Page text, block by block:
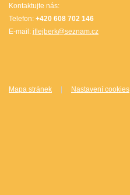
Kontaktujte nás:
Telefon: +420 608 702 146
E-mail: jflejberk@seznam.cz
Mapa stránek Nastavení cookies